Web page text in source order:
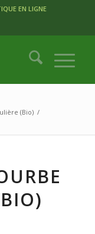
EN LIGNE
(Bio) /